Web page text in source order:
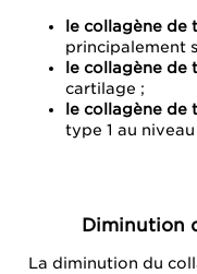
le collagène de
principalement
le collagène de
cartilage ;
le collagène de
type 1 au
Diminution
La diminution du